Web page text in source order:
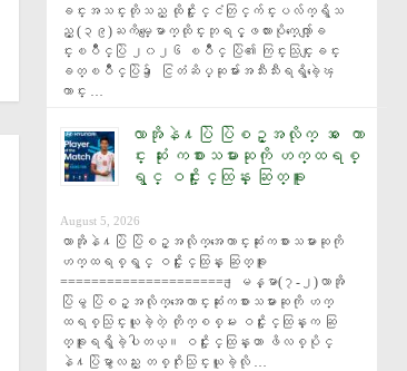
ခင္းအသင္းတိုသည္ ထိုင္းႏိုင္ငံတြင္က်င္းပလ်က္ရွိသ
ည့္ (၃၉)ႀကိမ္ေျမာက္ထိုင္းဘုရင့္ဖလားပိုက္ေက်ာ္ျခ
င္းၿပိဳင္ပြဲ ၂၀၂၆ ၿပိဳင္ ပြဲ၏ ကြင္းသြင္းျခင္း
ခတ္ၿပိဳင္ပြဲ၌ ေငြတံဆိပ္ဆုမ်ားအသီးသီးရရွိခဲ့ေၾ
ကာင္း …
လာအိုနဲ႔ပြဲ ပြဲစဥ္အလိုက္ အ ေကာ
င္း ဆုံး ကစားသမားဆုကို ဟက္ထရစ္
ရွင္ ဝင္းႏိုင္ထြန္း ဆြတ္ခူး
August 5, 2026
လာအိုနဲ႔ပြဲ ပြဲစဥ္အလိုက္အေကာင္းဆုံးကစားသမားဆုကို
ဟက္ထရစ္ရွင္ ဝင္းႏိုင္ထြန္း ဆြတ္ခူး
====================== ျမန္မာ(၇-၂)လာအို
ပြဲမွ ပြဲစဥ္အလိုက္အေကာင္းဆုံးကစားသမားဆုကို ဟက္
ထရစ္သြင္းယူခဲ့တဲ့ တိုက္စစ္မႉး ဝင္းႏိုင္ထြန္းက ဆြ
တ္ခူးရရွိခဲ့ပါတယ္။ ဝင္းႏိုင္ထြန္းဟာ ဖိလစ္ပိုင္
နဲ႔ပြဲမွာလည္း တစ္ဂိုးသြင္းယူခဲ့လို …